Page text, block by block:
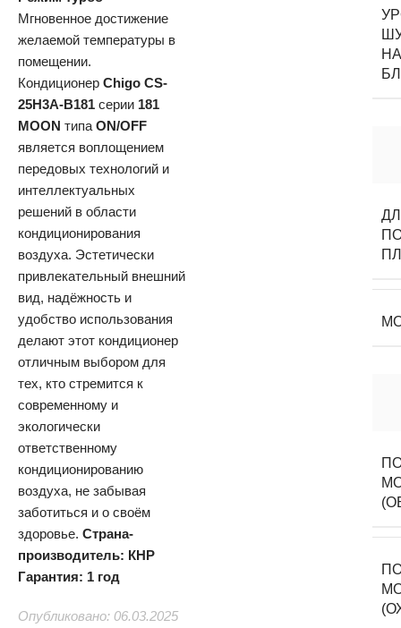
Мгновенное достижение
желаемой температуры в
помещении.
Кондиционер Chigo CS-
25H3A-B181 серии 181
MOON типа ON/OFF
является воплощением
передовых технологий и
интеллектуальных
решений в области
кондиционирования
воздуха. Эстетически
привлекательный внешний
вид, надёжность и
удобство использования
делают этот кондиционер
отличным выбором для
тех, кто стремится к
современному и
экологически
ответственному
кондиционированию
воздуха, не забывая
заботиться и о своём
здоровье. Страна-
производитель: КНР
Гарантия: 1 год
Опубликовано: 06.03.2025